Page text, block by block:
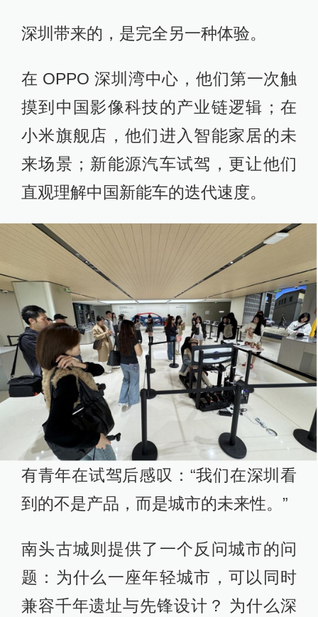
深圳带来的，是完全另一种体验。
在 OPPO 深圳湾中心，他们第一次触
摸到中国影像科技的产业链逻辑；在
小米旗舰店，他们进入智能家居的未
来场景；新能源汽车试驾，更让他们
直观理解中国新能车的迭代速度。
有青年在试驾后感叹：“我们在深圳看
到的不是产品，而是城市的未来性。”
南头古城则提供了一个反问城市的问
题：为什么一座年轻城市，可以同时
兼容千年遗址与先锋设计？ 为什么深